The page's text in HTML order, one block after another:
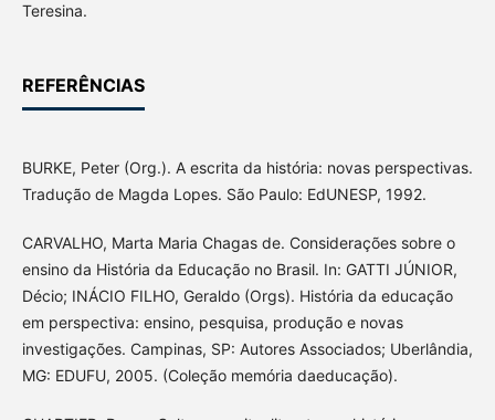
Teresina.
REFERÊNCIAS
BURKE, Peter (Org.). A escrita da história: novas perspectivas.
Tradução de Magda Lopes. São Paulo: EdUNESP, 1992.
CARVALHO, Marta Maria Chagas de. Considerações sobre o
ensino da História da Educação no Brasil. In: GATTI JÚNIOR,
Décio; INÁCIO FILHO, Geraldo (Orgs). História da educação
em perspectiva: ensino, pesquisa, produção e novas
investigações. Campinas, SP: Autores Associados; Uberlândia,
MG: EDUFU, 2005. (Coleção memória daeducação).